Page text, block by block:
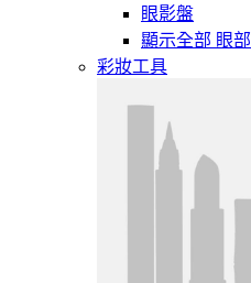
眼影盤
顯示全部 眼部
彩妝工具